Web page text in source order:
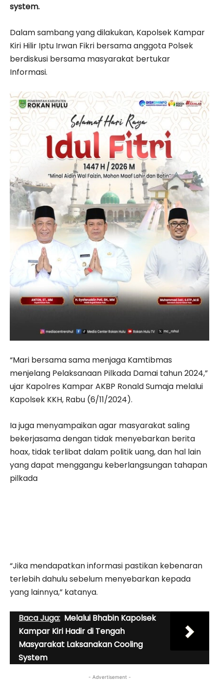
system.
Dalam sambang yang dilakukan, Kapolsek Kampar
Kiri Hilir Iptu Irwan Fikri bersama anggota Polsek
berdiskusi bersama masyarakat bertukar
Informasi.
“Mari bersama sama menjaga Kamtibmas
menjelang Pelaksanaan Pilkada Damai tahun 2024,”
ujar Kapolres Kampar AKBP Ronald Sumaja melalui
Kapolsek KKH, Rabu (6/11/2024).
Ia juga menyampaikan agar masyarakat saling
bekerjasama dengan tidak menyebarkan berita
hoax, tidak terlibat dalam politik uang, dan hal lain
yang dapat menggangu keberlangsungan tahapan
pilkada
“Jika mendapatkan informasi pastikan kebenaran
terlebih dahulu sebelum menyebarkan kepada
yang lainnya,” katanya.
Baca Juga: Melalui Bhabin Kapolsek
Kampar Kiri Hadir di Tengah
Masyarakat Laksanakan Cooling
System
- Advertisement -